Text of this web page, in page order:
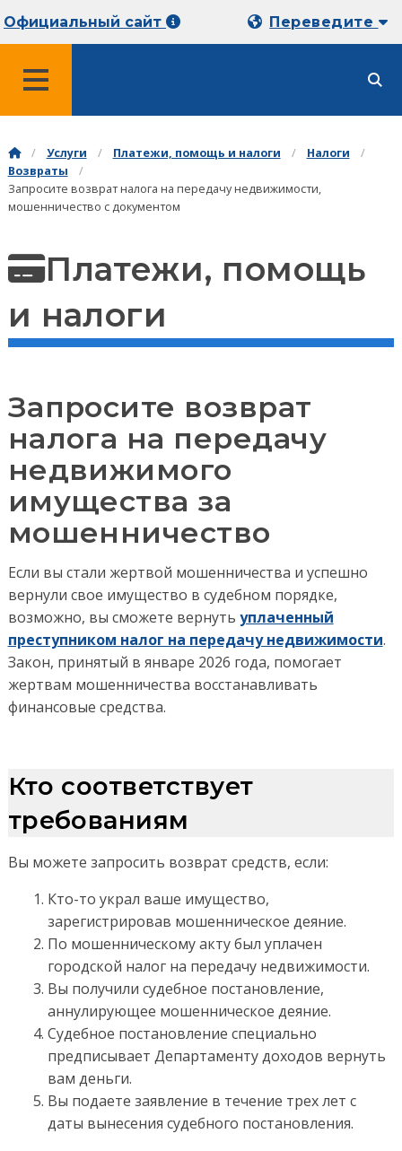
Официальный сайт Переведите
Услуги Платежи, помощь и налоги
Налоги
Возвраты
Запросите возврат налога на передачу недвижимости,
мошенничество с документом
Платежи, помощь
и налоги
Запросите возврат
налога на передачу
недвижимого
имущества за
мошенничество
Если вы стали жертвой мошенничества и успешно
вернули свое имущество в судебном порядке,
возможно, вы сможете вернуть уплаченный
преступником налог на передачу недвижимости.
Закон, принятый в январе 2026 года, помогает
жертвам мошенничества восстанавливать
финансовые средства.
Кто соответствует
требованиям
Вы можете запросить возврат средств, если:
Кто-то украл ваше имущество,
зарегистрировав мошенническое деяние.
По мошенническому акту был уплачен
городской налог на передачу недвижимости.
Вы получили судебное постановление,
аннулирующее мошенническое деяние.
Судебное постановление специально
предписывает Департаменту доходов вернуть
вам деньги.
Вы подаете заявление в течение трех лет с
даты вынесения судебного постановления.